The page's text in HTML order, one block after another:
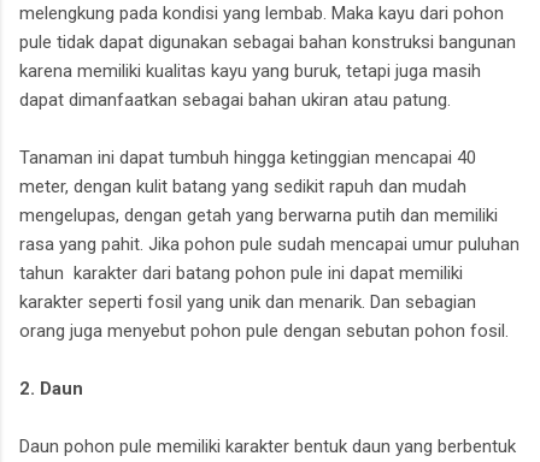
melengkung pada kondisi yang lembab. Maka kayu dari pohon
pule tidak dapat digunakan sebagai bahan konstruksi bangunan
karena memiliki kualitas kayu yang buruk, tetapi juga masih
dapat dimanfaatkan sebagai bahan ukiran atau patung.
Tanaman ini dapat tumbuh hingga ketinggian mencapai 40
meter, dengan kulit batang yang sedikit rapuh dan mudah
mengelupas, dengan getah yang berwarna putih dan memiliki
rasa yang pahit. Jika pohon pule sudah mencapai umur puluhan
tahun karakter dari batang pohon pule ini dapat memiliki
karakter seperti fosil yang unik dan menarik. Dan sebagian
orang juga menyebut pohon pule dengan sebutan pohon fosil.
2. Daun
Daun pohon pule memiliki karakter bentuk daun yang berbentuk